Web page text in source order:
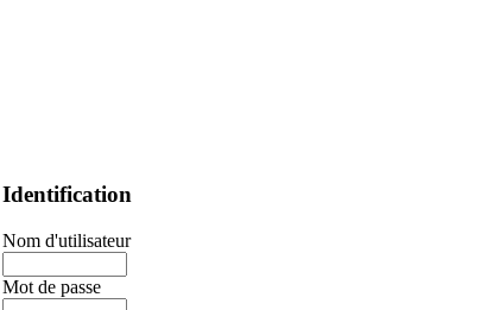
Identification
Nom d'utilisateur
Mot de passe